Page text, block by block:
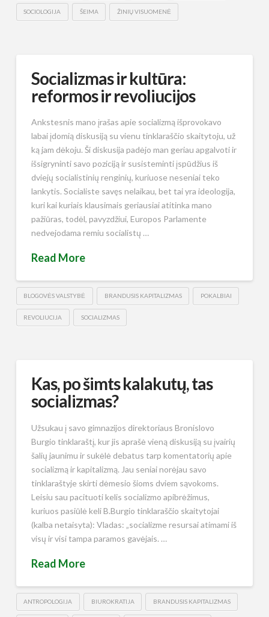
SOCIOLOGIJA ŠEIMA ŽINIŲ VISUOMENĖ
Socializmas ir kultūra:
reformos ir revoliucijos
Ankstesnis mano įrašas apie socializmą išprovokavo
labai įdomią diskusiją su vienu tinklaraščio skaitytoju, už
ką jam dėkoju. Ši diskusija padėjo man geriau apgalvoti ir
išsigryninti savo poziciją ir susisteminti įspūdžius iš
dviejų socialistinių renginių, kuriuose neseniai teko
lankytis. Socialiste savęs nelaikau, bet tai yra ideologija,
kuri kai kuriais klausimais geriausiai atitinka mano
pažiūras, todėl, pavyzdžiui, Europos Parlamente
nedvejodama remiu socialistų …
Read More
BLOGOVĖS VALSTYBĖ BRANDUSIS KAPITALIZMAS POKALBIAI
REVOLIUCIJA SOCIALIZMAS
Kas, po šimts kalakutų, tas
socializmas?
Užsukau į savo gimnazijos direktoriaus Bronislovo
Burgio tinklaraštį, kur jis aprašė vieną diskusiją su įvairių
šalių jaunimu ir sukėlė debatus tarp komentatorių apie
socializmą ir kapitalizmą. Jau seniai norėjau savo
tinklaraštyje skirti dėmesio šioms dviem sąvokoms.
Leisiu sau pacituoti kelis socializmo apibrėžimus,
kuriuos pasiūlė keli B.Burgio tinklaraščio skaitytojai
(kalba netaisyta): Vladas: „socializme resursai atimami iš
visų ir visi tampa paramos gavėjais. …
Read More
ANTROPOLOGIJA BIUROKRATIJA BRANDUSIS KAPITALIZMAS